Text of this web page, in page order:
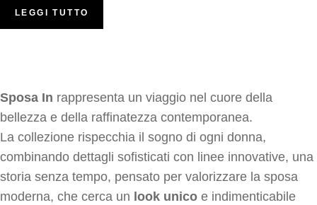
LEGGI TUTTO
Sposa In rappresenta un viaggio nel cuore della
bellezza e della raffinatezza contemporanea.
La collezione rispecchia il sogno di ogni donna,
combinando dettagli sofisticati con linee innovative, una
storia senza tempo, pensato per valorizzare la sposa
moderna, che cerca un look unico e indimenticabile